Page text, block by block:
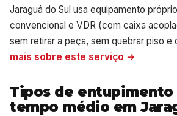
Jaraguá do Sul usa equipamento
convencional e VDR (com caixa
sem retirar a peça, sem quebrar piso e
mais sobre este serviço →
Tipos de entupimento
tempo médio em